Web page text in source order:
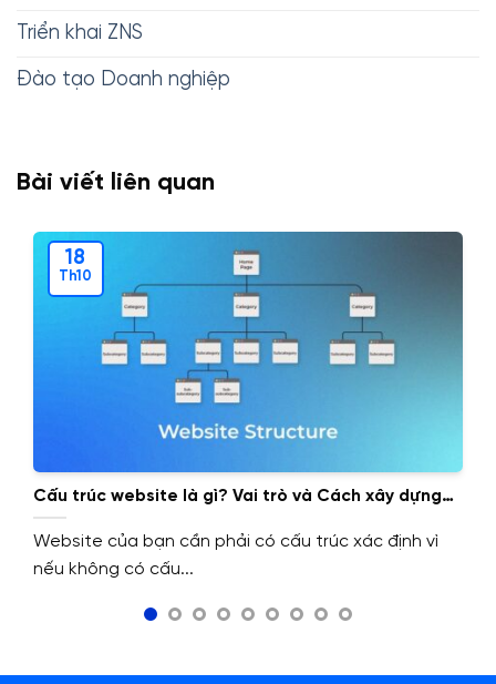
Triển khai ZNS
Đào tạo Doanh nghiệp
Bài viết liên quan
Cấu trúc website là gì? Vai trò và Cách xây dựng
cấu trúc website.
Website của bạn cần phải có cấu trúc xác định vì
nếu không có cấu...
18
Th10